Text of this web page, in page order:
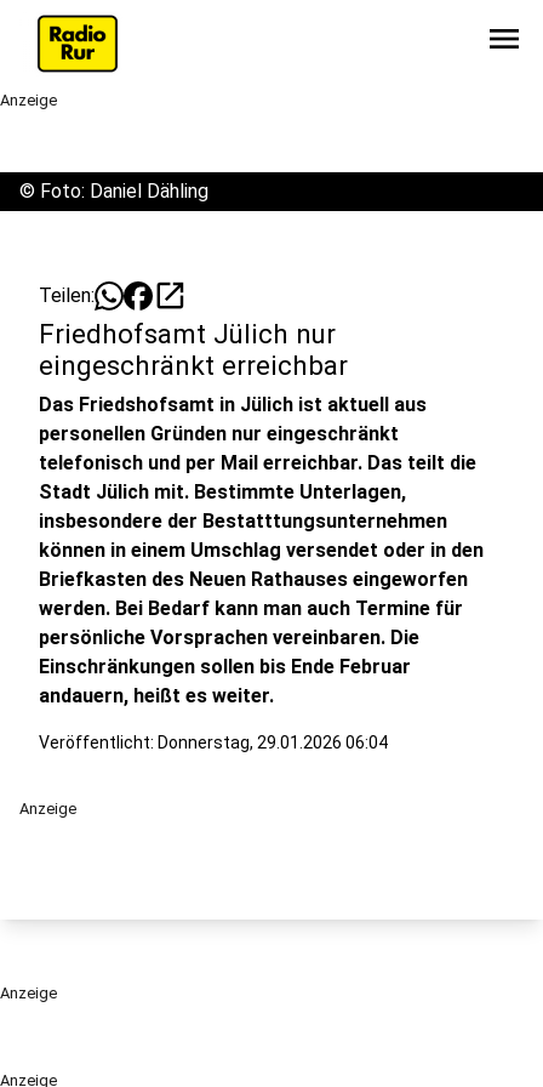
menu
Anzeige
Anzeige
© Foto: Daniel Dähling
Teilen: open_in_new
Friedhofsamt Jülich nur
eingeschränkt erreichbar
Das Friedshofsamt in Jülich ist aktuell aus
personellen Gründen nur eingeschränkt
telefonisch und per Mail erreichbar. Das teilt die
Stadt Jülich mit. Bestimmte Unterlagen,
insbesondere der Bestatttungsunternehmen
können in einem Umschlag versendet oder in den
Briefkasten des Neuen Rathauses eingeworfen
werden. Bei Bedarf kann man auch Termine für
persönliche Vorsprachen vereinbaren. Die
Einschränkungen sollen bis Ende Februar
andauern, heißt es weiter.
Veröffentlicht: Donnerstag, 29.01.2026 06:04
Anzeige
Anzeige